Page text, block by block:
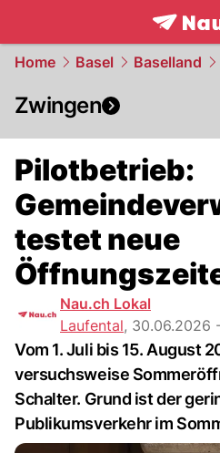
Home Basel Baselland
Zwingen
Pilotbetrieb:
testet neue
Nau.ch Lokal
Laufental, 30.06.2026
Vom 1. Juli bis 15. August
versuchsweise
Schalter. Grund ist der
Publikumsverkehr im